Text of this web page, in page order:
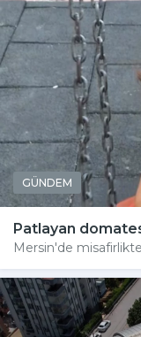
GÜNDEM
Patlayan
Mersin'de